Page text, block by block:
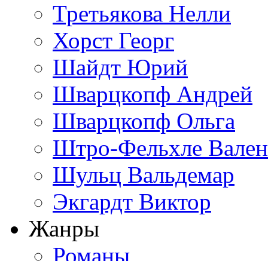
Третьякова Нелли
Хорст Георг
Шайдт Юрий
Шварцкопф Андрей
Шварцкопф Ольга
Штро-Фельхле
Шульц Вальдемар
Экгардт Виктор
Жанры
Романы